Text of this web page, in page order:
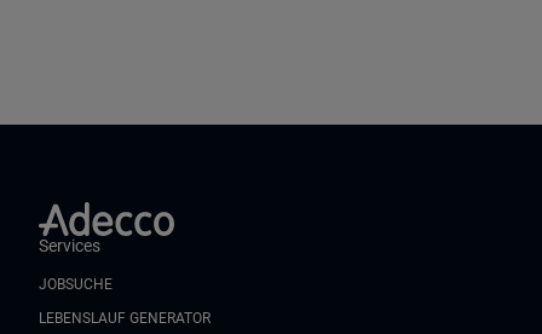
Services
JOBSUCHE
LEBENSLAUF GENERATOR